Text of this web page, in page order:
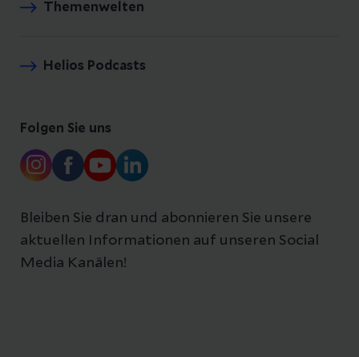
Themenwelten
Helios Podcasts
Folgen Sie uns
Bleiben Sie dran und abonnieren Sie unsere
aktuellen Informationen auf unseren Social
Media Kanälen!